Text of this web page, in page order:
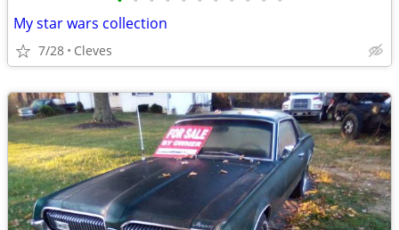
My star wars collection
7/28 Cleves